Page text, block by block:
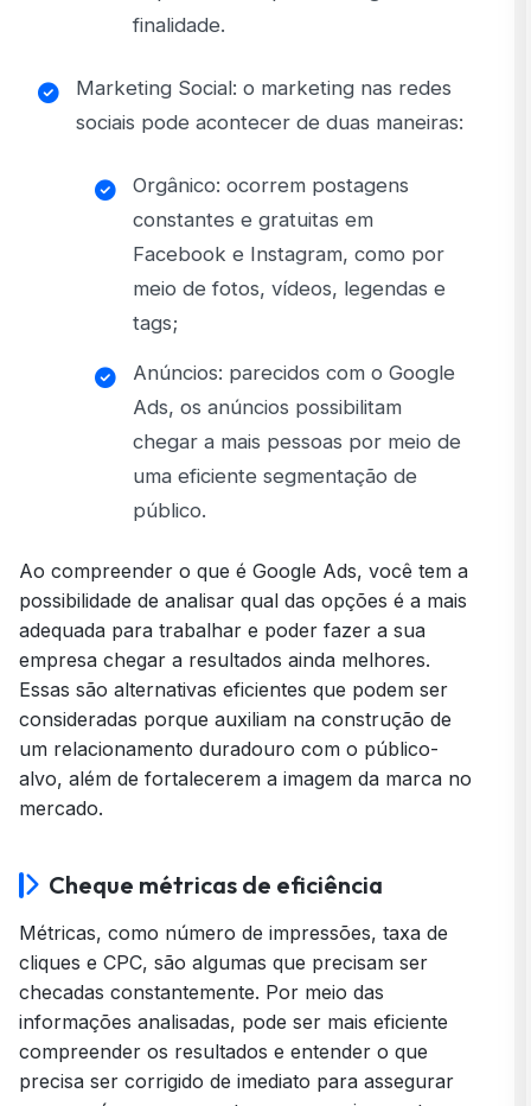
finalidade.
Marketing Social: o marketing nas redes
sociais pode acontecer de duas maneiras:
Orgânico: ocorrem postagens
constantes e gratuitas em
Facebook e Instagram, como por
meio de fotos, vídeos, legendas e
tags;
Anúncios: parecidos com o Google
Ads, os anúncios possibilitam
chegar a mais pessoas por meio de
uma eficiente segmentação de
público.
Ao compreender o que é Google Ads, você tem a
possibilidade de analisar qual das opções é a mais
adequada para trabalhar e poder fazer a sua
empresa chegar a resultados ainda melhores.
Essas são alternativas eficientes que podem ser
consideradas porque auxiliam na construção de
um relacionamento duradouro com o público-
alvo, além de fortalecerem a imagem da marca no
mercado.
Cheque métricas de eficiência
Métricas, como número de impressões, taxa de
cliques e CPC, são algumas que precisam ser
checadas constantemente. Por meio das
informações analisadas, pode ser mais eficiente
compreender os resultados e entender o que
precisa ser corrigido de imediato para assegurar